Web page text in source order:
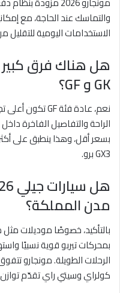
والتماسك عند الحاجة، مع
الاستخدامات اليومية
هل هناك فرق
GK و GF؟
بسعر أقل، وهذا ينطبق على
GX3 برو.
مدن المملكة؟
بالتأكيد، خصوصًا موديلات
بمحركات تيربو قوية نسبيًا
الرحلات الطويلة. مونجارو
كولراي وسيتي راي تقدّم توازن